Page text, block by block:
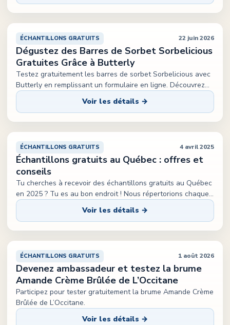
ÉCHANTILLONS GRATUITS 22 juin 2026
Dégustez des Barres de Sorbet Sorbelicious
Gratuites Grâce à Butterly
Testez gratuitement les barres de sorbet Sorbelicious avec
Butterly en remplissant un formulaire en ligne. Découvrez...
Voir les détails →
ÉCHANTILLONS GRATUITS 4 avril 2025
Échantillons gratuits au Québec : offres et
conseils
Tu cherches à recevoir des échantillons gratuits au Québec
en 2025 ? Tu es au bon endroit ! Nous répertorions chaque...
Voir les détails →
ÉCHANTILLONS GRATUITS 1 août 2026
Devenez ambassadeur et testez la brume
Amande Crème Brûlée de L’Occitane
Participez pour tester gratuitement la brume Amande Crème
Brûlée de L’Occitane.
Voir les détails →